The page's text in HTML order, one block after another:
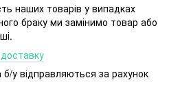
наших товарів у випадках
браку ми замінимо товар або
у відправляються за рахунок